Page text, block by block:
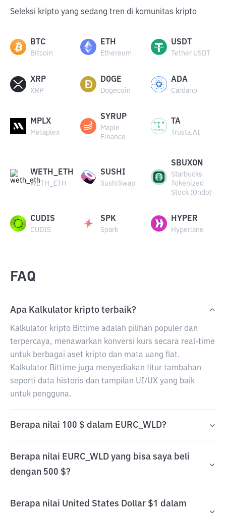
Seleksi kripto yang sedang tren di komunitas kripto
BTC
Bitcoin
ETH
Ethereum
USDT
Tether USDT
XRP
XRP
DOGE
Dogecoin
ADA
Cardano
MPLX
Metaplex
SYRUP
Maple
Finance
TA
Trusta.AI
WETH_ETH
WETH_ETH
SUSHI
SushiSwap
SBUXON
Starbucks
Tokenized
Stock (Ondo)
CUDIS
CUDIS
SPK
Spark
HYPER
Hyperlane
FAQ
Apa Kalkulator kripto terbaik?
Kalkulator kripto Bittime adalah pilihan populer dan
terpercaya, menawarkan konversi kurs secara real-time
untuk berbagai aset kripto dan mata uang fiat.
Kalkulator Bittime juga menyediakan fitur tambahan
seperti data historis dan tampilan UI/UX yang baik
untuk pengguna.
Berapa nilai 100 $ dalam EURC_WLD?
Berapa nilai EURC_WLD yang bisa saya beli
dengan 500 $?
Berapa nilai United States Dollar $1 dalam